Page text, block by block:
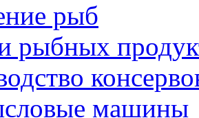
рыб
рыбных
машины